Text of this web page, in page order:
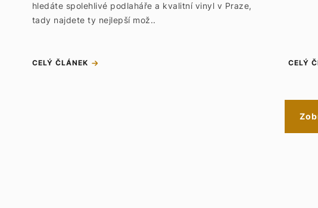
hledáte spolehlivé podlaháře a kvalitní vinyl v Praze,
tady najdete ty nejlepší mož..
CELÝ ČLÁNEK CELÝ